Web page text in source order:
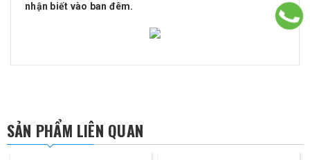
nhận biết vào ban đêm.
SẢN PHẨM LIÊN QUAN